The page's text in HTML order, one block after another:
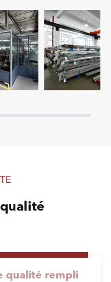
qualité rempli